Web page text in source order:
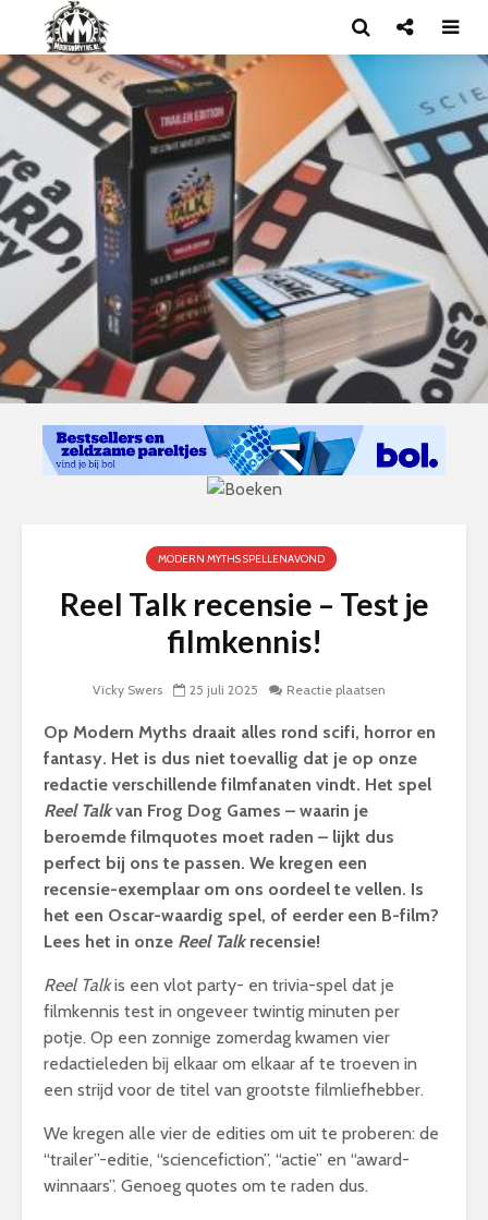
MODERN MYTHS SPELLENAVOND
Reel Talk recensie – Test je
filmkennis!
Vicky Swers 25 juli 2025 Reactie plaatsen
Op Modern Myths draait alles rond scifi, horror en
fantasy. Het is dus niet toevallig dat je op onze
redactie verschillende filmfanaten vindt. Het spel
Reel Talkvan Frog Dog Games – waarin je
beroemde filmquotes moet raden – lijkt dus
perfect bij ons te passen. We kregen een
recensie-exemplaar om ons oordeel te vellen. Is
het een Oscar-waardig spel, of eerder een B-film?
Lees het in onze Reel Talkrecensie!
Reel Talkis een vlot party- en trivia-spel dat je
filmkennis test in ongeveer twintig minuten per
potje. Op een zonnige zomerdag kwamen vier
redactieleden bij elkaar om elkaar af te troeven in
een strijd voor de titel van grootste filmliefhebber.
We kregen alle vier de edities om uit te proberen: de
“trailer”-editie, “sciencefiction”, “actie” en “award-
winnaars”. Genoeg quotes om te raden dus.